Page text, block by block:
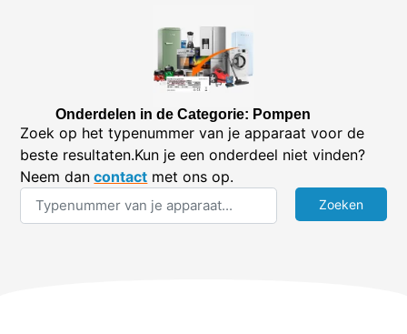
Onderdelen in de Categorie: Pompen
Zoek op het typenummer van je apparaat voor de
beste resultaten.Kun je een onderdeel niet vinden?
Neem dan contact met ons op.